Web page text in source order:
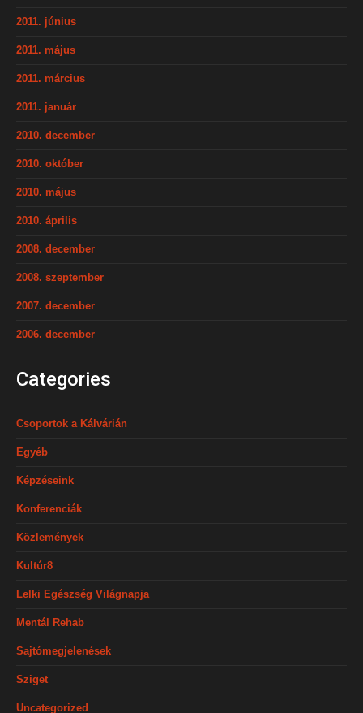
2011. június
2011. május
2011. március
2011. január
2010. december
2010. október
2010. május
2010. április
2008. december
2008. szeptember
2007. december
2006. december
Categories
Csoportok a Kálvárián
Egyéb
Képzéseink
Konferenciák
Közlemények
Kultúr8
Lelki Egészség Világnapja
Mentál Rehab
Sajtómegjelenések
Sziget
Uncategorized